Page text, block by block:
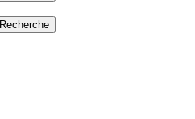
Recherche